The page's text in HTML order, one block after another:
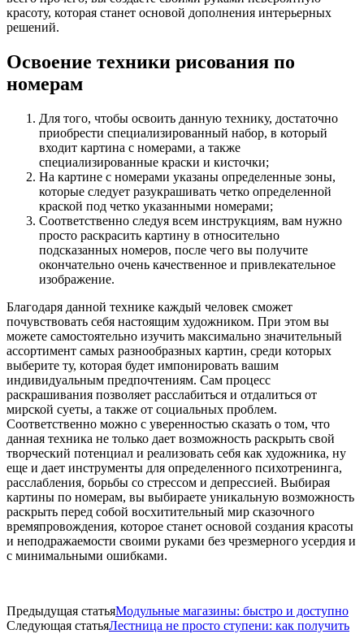
красоту, которая станет основой дополнения интерьерных
решений.
Освоение техники рисования по
номерам
Для того, чтобы освоить данную технику, достаточно
приобрести специализированный набор, в который
входит картина с номерами, а также
специализированные краски и кисточки;
На картине с номерами указаны определенные зоны,
которые следует разукрашивать четко определенной
краской под четко указанными номерами;
Соответственно следуя всем инструкциям, вам нужно
просто раскрасить картину в относительно
подсказанных номеров, после чего вы получите
окончательно очень качественное и привлекательное
изображение.
Благодаря данной технике каждый человек сможет
почувствовать себя настоящим художником. При этом вы
можете самостоятельно изучить максимально значительный
ассортимент самых разнообразных картин, среди которых
выберите ту, которая будет импонировать вашим
индивидуальным предпочтениям. Сам процесс
раскрашивания позволяет расслабиться и отдалиться от
мирской суеты, а также от социальных проблем.
Соответственно можно с уверенностью сказать о том, что
данная техника не только дает возможность раскрыть свой
творческий потенциал и реализовать себя как художника, ну
еще и дает инструменты для определенного психотренинга,
расслабления, борьбы со стрессом и депрессией. Выбирая
картины по номерам, вы выбираете уникальную возможность
раскрыть перед собой восхитительный мир сказочного
времяпровождения, которое станет основой создания красоты
и неподражаемости своими руками без чрезмерного усердия и
с минимальными ошибками.
Предыдущая статьяМодульные магазины: быстро и доступно
Следующая статьяЛестница не просто ступени: как получить